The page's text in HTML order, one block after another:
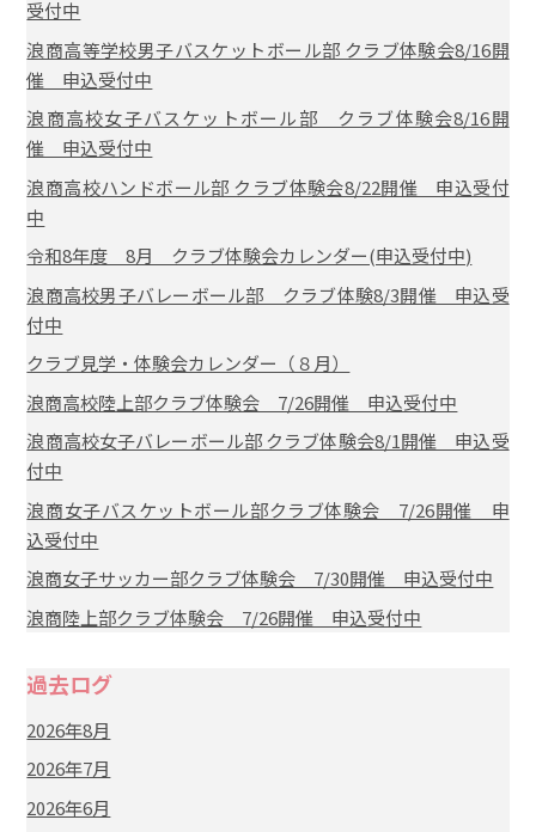
受付中
浪商高等学校男子バスケットボール部 クラブ体験会8/16開
催 申込受付中
浪商高校女子バスケットボール部 クラブ体験会8/16開
催 申込受付中
浪商高校ハンドボール部 クラブ体験会8/22開催 申込受付
中
令和8年度 8月 クラブ体験会カレンダー(申込受付中)
浪商高校男子バレーボール部 クラブ体験8/3開催 申込受
付中
クラブ見学・体験会カレンダー（８月）
浪商高校陸上部クラブ体験会 7/26開催 申込受付中
浪商高校女子バレーボール部 クラブ体験会8/1開催 申込受
付中
浪商女子バスケットボール部クラブ体験会 7/26開催 申
込受付中
浪商女子サッカー部クラブ体験会 7/30開催 申込受付中
浪商陸上部クラブ体験会 7/26開催 申込受付中
過去ログ
2026年8月
2026年7月
2026年6月